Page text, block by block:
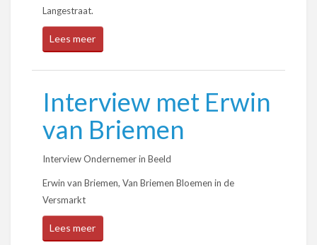
Langestraat.
Lees meer
Interview met Erwin
van Briemen
Interview Ondernemer in Beeld
Erwin van Briemen, Van Briemen Bloemen in de
Versmarkt
Lees meer